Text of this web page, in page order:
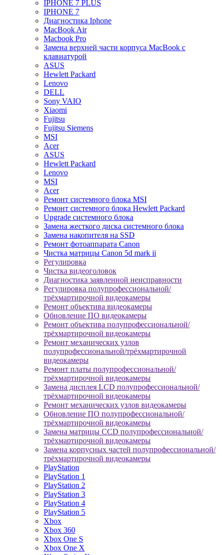
IPHONE 7 PLUS
IPHONE 7
Диагностика Iphone
MacBook Air
Macbook Pro
Замена верхней части корпуса MacBook с
клавиатурой
ASUS
Hewlett Packard
Lenovo
DELL
Sony VAIO
Xiaomi
Fujitsu
Fujitsu Siemens
MSI
Acer
ASUS
Hewlett Packard
Lenovo
MSI
Acer
Ремонт системного блока MSI
Ремонт системного блока Hewlett Packard
Upgrade системного блока
Замена жесткого диска системного блока
Замена накопителя на SSD
Ремонт фотоаппарата Canon
Чистка матрицы Canon 5d mark ii
Регулировка
Чистка видеоголовок
Диагностика заявленной неисправности
Регулировка полупрофессиональной/
трёхмартирочной видеокамеры
Ремонт объектива видеокамеры
Обновление ПО видеокамеры
Ремонт объектива полупрофессиональной/
трёхмартирочной видеокамеры
Ремонт механических узлов
полупрофессиональной/трёхмартирочной
видеокамеры
Ремонт платы полупрофессиональной/
трёхмартирочной видеокамеры
Замена дисплея LCD полупрофессиональной/
трёхмартирочной видеокамеры
Ремонт механических узлов видеокамеры
Обновление ПО полупрофессиональной/
трёхмартирочной видеокамеры
Замена матрицы CCD полупрофессиональной/
трёхмартирочной видеокамеры
Замена корпусных частей полупрофессиональной/
трёхмартирочной видеокамеры
PlayStation
PlayStation 1
PlayStation 2
PlayStation 3
PlayStation 4
PlayStation 5
Xbox
Xbox 360
Xbox One S
Xbox One X